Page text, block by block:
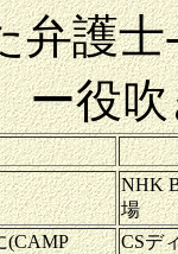
弁護
ー役
NHK
場
(CAMP
CSデ